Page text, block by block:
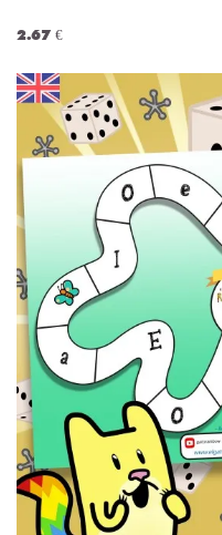
2.67 €